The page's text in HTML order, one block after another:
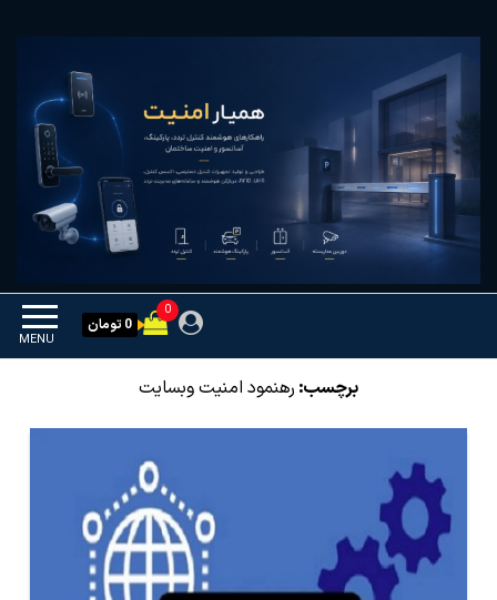
همیار امنیت
MENU
0
0 تومان
برچسب: رهنمود امنیت وبسایت